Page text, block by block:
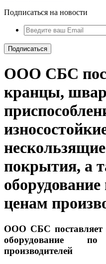
Подписаться на новости
ООО СБС
кранцы,
покрытия, а
ценам
ООО СБС поставляет
оборудование
производителей